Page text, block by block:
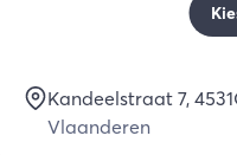
Kandeelstraat 7,
Vlaanderen